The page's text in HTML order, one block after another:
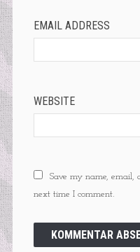
EMAIL ADDRESS
WEBSITE
Save my name, email,
next time I comment.